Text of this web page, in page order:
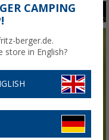
CAMPING
berger.de.
store in English?